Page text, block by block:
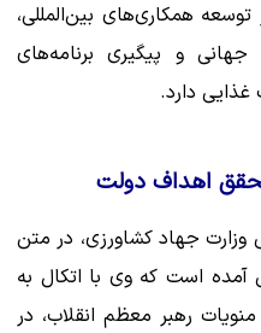
همکاری‌های بین‌المللی،
و پیگیری برنامه‌های
دارد.
تحقق اهداف دولت
وزارت جهاد کشاورزی، در متن
است که وی با اتکال به
رهبر معظم انقلاب، در